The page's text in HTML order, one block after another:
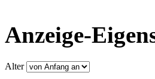
Anzeige-
Alter